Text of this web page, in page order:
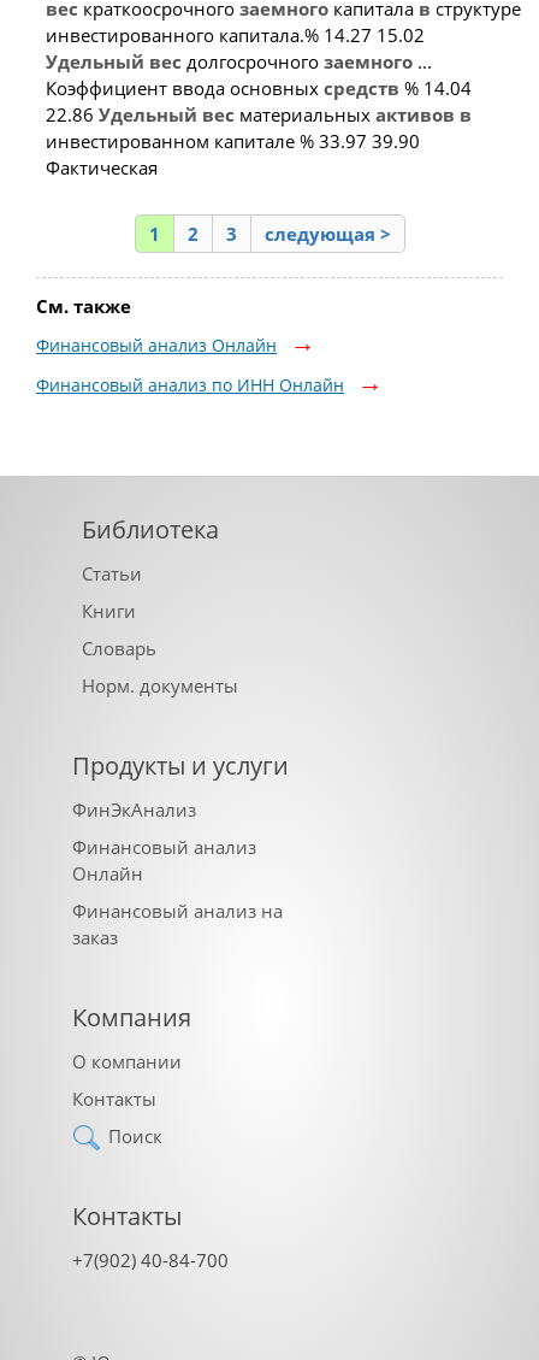
вес краткоосрочного заемногокапитала в структуре
инвестированного капитала.% 14.27 15.02
Удельный вес долгосрочного заемного...
Коэффициент ввода основных средств % 14.04
22.86 Удельный вес материальных активов в
инвестированном капитале % 33.97 39.90
Фактическая
1 2 3 следующая >
См. также
Финансовый анализ Онлайн
Финансовый анализ по ИНН Онлайн
Библиотека
Статьи
Книги
Словарь
Норм. документы
Продукты и услуги
ФинЭкАнализ
Финансовый анализ
Онлайн
Финансовый анализ на
заказ
Компания
О компании
Контакты
Поиск
Контакты
+7(902) 40-84-700